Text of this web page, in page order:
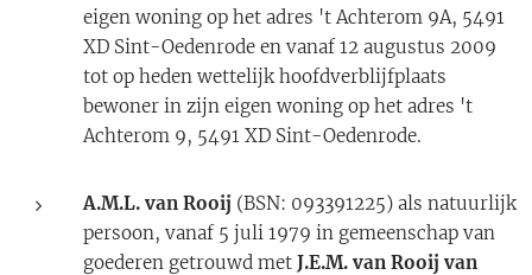
eigen woning op het adres 't Achterom 9A, 5491
XD Sint-Oedenrode en vanaf 12 augustus 2009
tot op heden wettelijk hoofdverblijfplaats
bewoner in zijn eigen woning op het adres 't
Achterom 9, 5491 XD Sint-Oedenrode.
A.M.L. van Rooij (BSN: 093391225) als natuurlijk
persoon, vanaf 5 juli 1979 in gemeenschap van
goederen getrouwd met J.E.M. van Rooij van